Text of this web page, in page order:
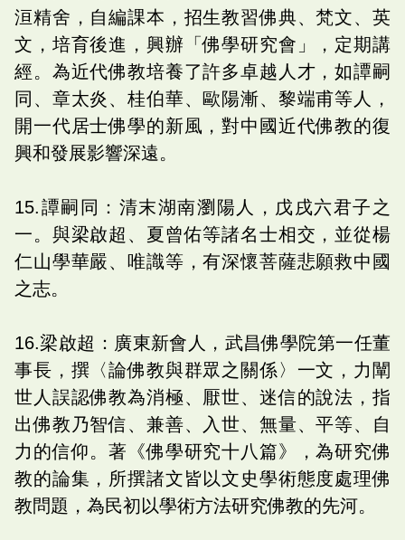
洹精舍，自編課本，招生教習佛典、梵文、英
文，培育後進，興辦「佛學研究會」，定期講
經。為近代佛教培養了許多卓越人才，如譚嗣
同、章太炎、桂伯華、歐陽漸、黎端甫等人，
開一代居士佛學的新風，對中國近代佛教的復
興和發展影響深遠。
15.譚嗣同：清末湖南瀏陽人，戊戌六君子之
一。與梁啟超、夏曾佑等諸名士相交，並從楊
仁山學華嚴、唯識等，有深懷菩薩悲願救中國
之志。
16.梁啟超：廣東新會人，武昌佛學院第一任董
事長，撰〈論佛教與群眾之關係〉一文，力闡
世人誤認佛教為消極、厭世、迷信的說法，指
出佛教乃智信、兼善、入世、無量、平等、自
力的信仰。著《佛學研究十八篇》，為研究佛
教的論集，所撰諸文皆以文史學術態度處理佛
教問題，為民初以學術方法研究佛教的先河。